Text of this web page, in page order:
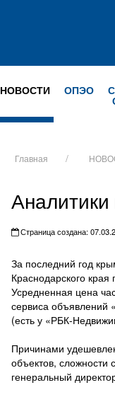
НОВОСТИ ОПЭО
Главная
Страница создана:
За последний год
Краснодарского
Усредненная цена
сервиса объявлений
(есть у «РБК-
Причинами
объектов, сложности
генеральный